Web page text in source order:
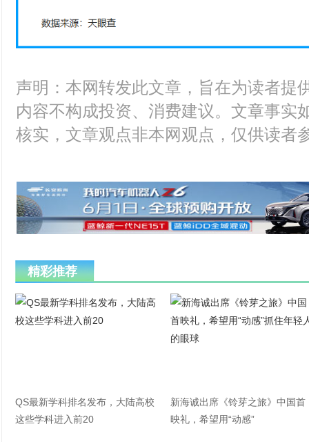
声明：本网转发此文章，旨在为读者提
内容不构成投资、消费建议。文章事实
核实，文章观点非本网观点，仅供读者
精彩推荐
QS最新学科排名发布，大陆高校
这些学科进入前20
新海诚出席《铃芽之旅》中国首
映礼，希望用“动感”